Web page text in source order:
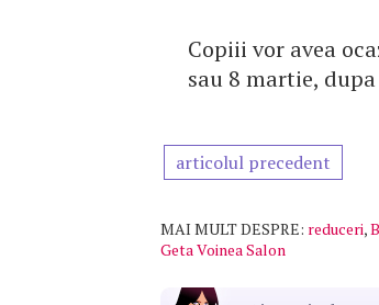
Copiii vor avea
sau 8 martie,
articolul precedent
MAI MULT DESPRE: reduceri,
Geta Voinea Salon